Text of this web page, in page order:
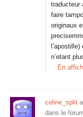
traducteur
faire
originaux
n’etant
En
celine_split
dans le